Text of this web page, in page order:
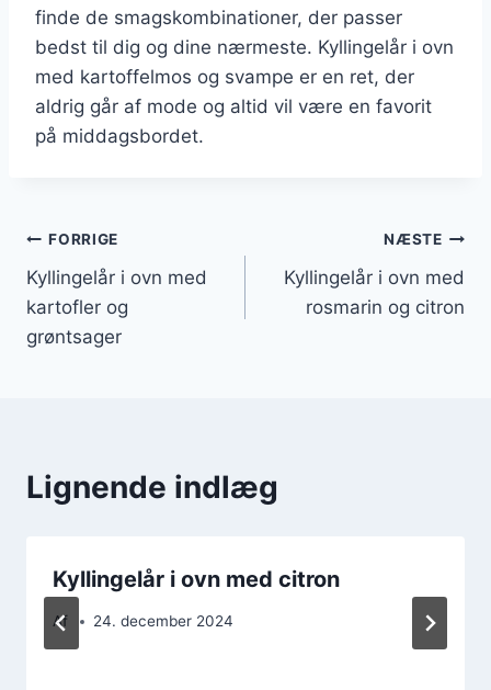
finde de smagskombinationer, der passer
bedst til dig og dine nærmeste. Kyllingelår i ovn
med kartoffelmos og svampe er en ret, der
aldrig går af mode og altid vil være en favorit
på middagsbordet.
Indlægsnavigation
FORRIGE
Kyllingelår i ovn med
kartofler og
grøntsager
NÆSTE
Kyllingelår i ovn med
rosmarin og citron
Lignende indlæg
Kyllingelår i ovn med citron
Af 24. december 2024